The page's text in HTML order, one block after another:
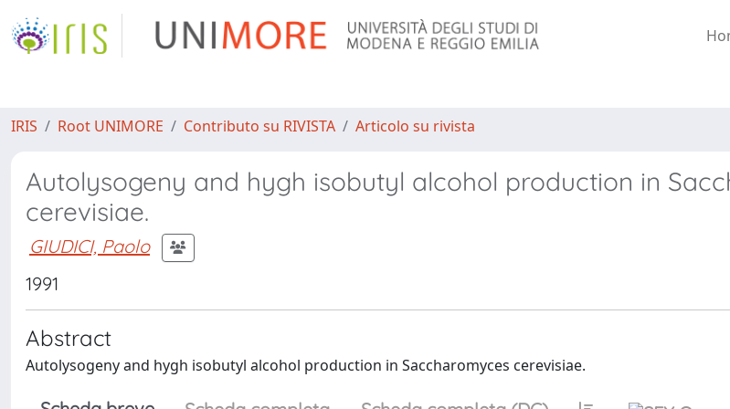
IRIS Root UNIMORE Contributo su RIVISTA Articolo su rivista
Autolysogeny and hygh isobutyl alcohol production in
cerevisiae.
GIUDICI, Paolo
1991
Abstract
Autolysogeny and hygh isobutyl alcohol production in Saccharomyces cerevisiae.